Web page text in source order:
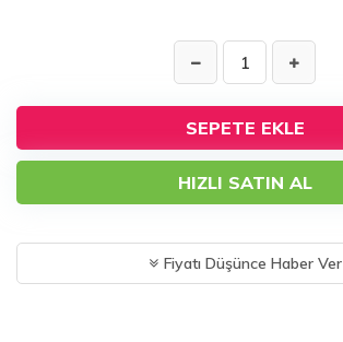
SEPETE EKLE
HIZLI SATIN AL
Fiyatı Düşünce Haber Ver